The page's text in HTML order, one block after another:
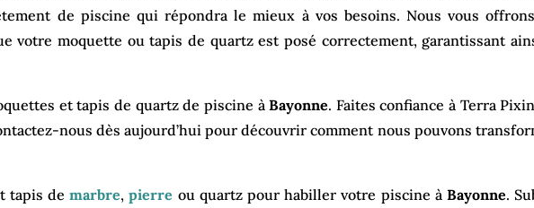
de piscine qui répondra le mieux à vos besoins. Nous vous
votre moquette ou tapis de quartz est posé correctement, garantissant
et tapis de quartz de piscine àBayonne. Faites confiance à Terra
nous dès aujourd’hui pour découvrir comment nous pouvons
tapis demarbre,pierre ou quartz pour habiller votre piscine àBayonne.